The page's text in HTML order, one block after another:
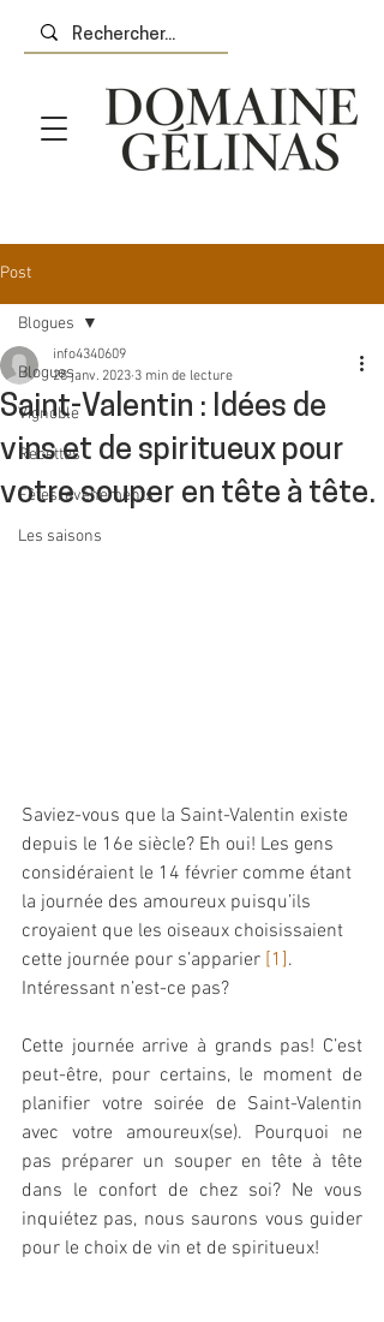
Post
Blogues
Vignoble
Recettes
Fêtes/évènements
Les saisons
Blogues
Saint-Valentin : Idées de
vins et de spiritueux pour
votre souper en tête à tête.
info4340609
28 janv. 2023 3 min de lecture
Saviez-vous que la Saint-Valentin existe
depuis le 16e siècle? Eh oui! Les gens
considéraient le 14 février comme étant
la journée des amoureux puisqu’ils
croyaient que les oiseaux choisissaient
cette journée pour s’apparier [1].
Intéressant n’est-ce pas?
Cette journée arrive à grands pas! C’est
peut-être, pour certains, le moment de
planifier votre soirée de Saint-Valentin
avec votre amoureux(se). Pourquoi ne
pas préparer un souper en tête à tête
dans le confort de chez soi? Ne vous
inquiétez pas, nous saurons vous guider
pour le choix de vin et de spiritueux!